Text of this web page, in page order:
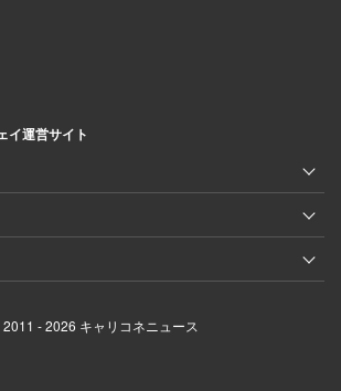
イ運営サイト
- 2026 キャリコネニュース